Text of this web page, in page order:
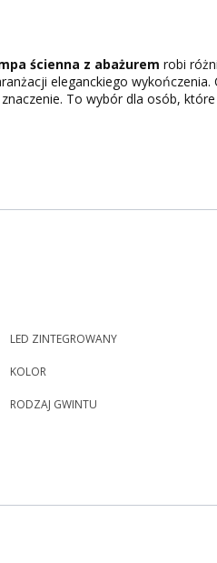
ścienna z abażurem robi
eleganckiego wykończenia.
To wybór dla osób,
LED ZINTEGROWANY
KOLOR
RODZAJ GWINTU